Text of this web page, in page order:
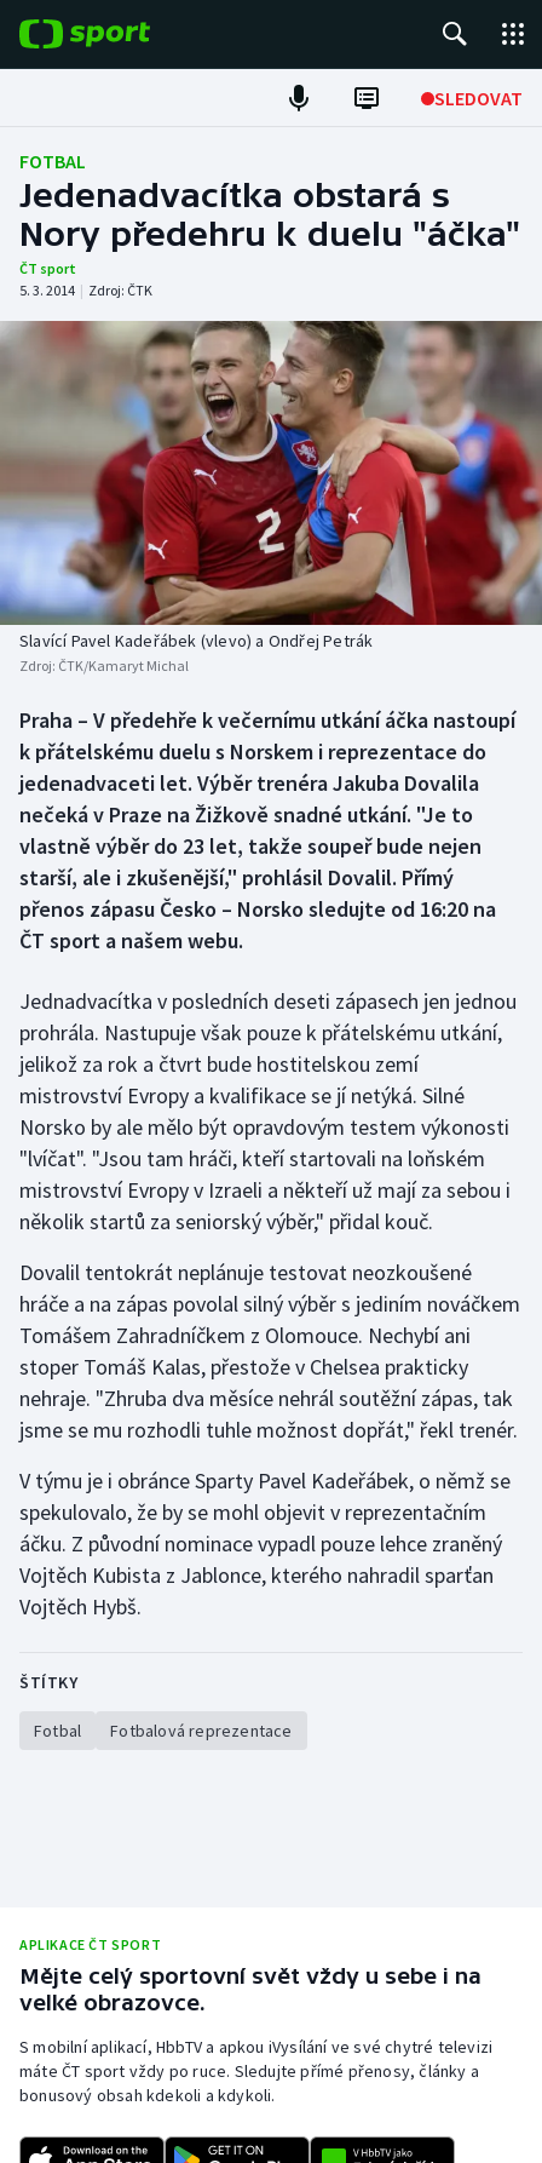
SLEDOVAT
Fotbal
Hokej
Tenis
Atletika
Cyklistika
DALŠÍ SPORTY
Americký fotbal
Baseball a softbal
Basketbal
Biatlon
Boby a skeleton
Box
Curling
Dostihy
Futsal
Golf
Gymnastika
Házená
Judo
Krasobruslení
Lezení
Lyže a snowboard
Moderní pětiboj
Motorsport
Parasport
Rychlobruslení
Rychlostní kanoistika
Short track
NEPŘEHLÉDNĚTE
Soutěže
Historické návraty
Aplikace ČT sport
AZ kvíz
FOTBAL
Jedenadvacítka obstará s
Nory předehru k duelu "áčka"
ČT sport
5. 3. 2014 | Zdroj: ČTK
Slavící Pavel Kadeřábek (vlevo) a Ondřej Petrák
Zdroj: ČTK/Kamaryt Michal
Praha – V předehře k večernímu utkání áčka nastoupí
k přátelskému duelu s Norskem i reprezentace do
jedenadvaceti let. Výběr trenéra Jakuba Dovalila
nečeká v Praze na Žižkově snadné utkání. "Je to
vlastně výběr do 23 let, takže soupeř bude nejen
starší, ale i zkušenější," prohlásil Dovalil. Přímý
přenos zápasu Česko – Norsko sledujte od 16:20 na
ČT sport a našem webu.
Jednadvacítka v posledních deseti zápasech jen jednou
prohrála. Nastupuje však pouze k přátelskému utkání,
jelikož za rok a čtvrt bude hostitelskou zemí
mistrovství Evropy a kvalifikace se jí netýká. Silné
Norsko by ale mělo být opravdovým testem výkonosti
"lvíčat". "Jsou tam hráči, kteří startovali na loňském
mistrovství Evropy v Izraeli a někteří už mají za sebou i
několik startů za seniorský výběr," přidal kouč.
Dovalil tentokrát neplánuje testovat neozkoušené
hráče a na zápas povolal silný výběr s jediním nováčkem
Tomášem Zahradníčkem z Olomouce. Nechybí ani
stoper Tomáš Kalas, přestože v Chelsea prakticky
nehraje. "Zhruba dva měsíce nehrál soutěžní zápas, tak
jsme se mu rozhodli tuhle možnost dopřát," řekl trenér.
V týmu je i obránce Sparty Pavel Kadeřábek, o němž se
spekulovalo, že by se mohl objevit v reprezentačním
áčku. Z původní nominace vypadl pouze lehce zraněný
Vojtěch Kubista z Jablonce, kterého nahradil sparťan
Vojtěch Hybš.
ŠTÍTKY
Fotbal Fotbalová reprezentace
APLIKACE ČT SPORT
Mějte celý sportovní svět vždy u sebe i na
velké obrazovce.
S mobilní aplikací, HbbTV a apkou iVysílání ve své chytré televizi
máte ČT sport vždy po ruce. Sledujte přímé přenosy, články a
bonusový obsah kdekoli a kdykoli.